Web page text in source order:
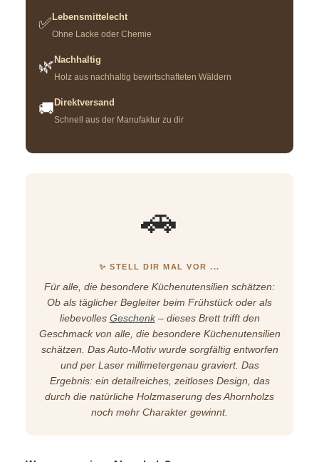
🚗
✨ STELL DIR MAL VOR ...
Für alle, die besondere Küchenutensilien schätzen:
Ob als täglicher Begleiter beim Frühstück oder als
liebevolles Geschenk– dieses Brett trifft den
Geschmack von alle, die besondere Küchenutensilien
schätzen. Das Auto-Motiv wurde sorgfältig entworfen
und per Laser millimetergenau graviert. Das
Ergebnis: ein detailreiches, zeitloses Design, das
durch die natürliche Holzmaserung des Ahornholzs
noch mehr Charakter gewinnt.
✅ Lebensmittelecht
Ohne Lacke oder Chemie
🌿 Nachhaltig
Holz aus nachhaltig bewirtschafteten Wäldern
🚚 Direktversand
Schnell aus der Manufaktur zu dir